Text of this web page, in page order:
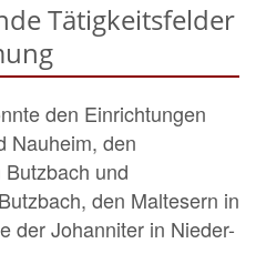
Tätigkeitsfelder
den Einrichtungen
Nauheim, den
und
den Maltesern in
der Johanniter in Nieder-